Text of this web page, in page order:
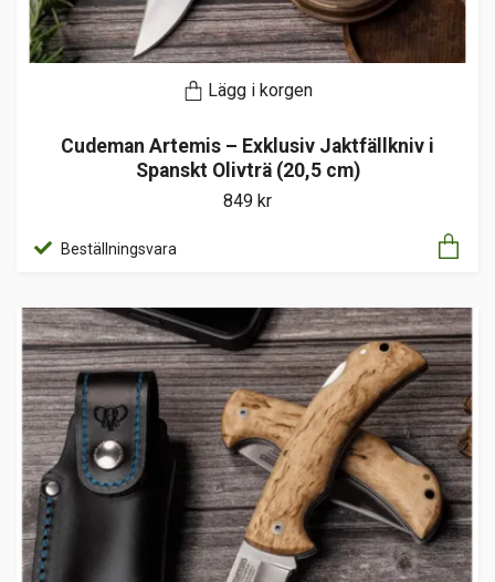
Lägg i korgen
Cudeman Artemis – Exklusiv Jaktfällkniv i
Spanskt Olivträ (20,5 cm)
849 kr
Beställningsvara